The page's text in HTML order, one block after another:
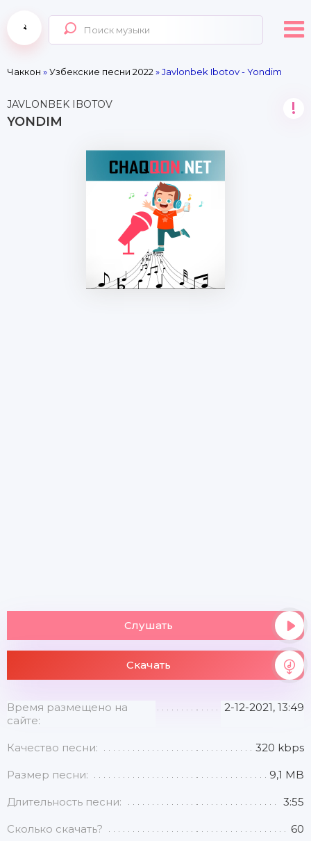
Чаккон »Узбекские песни 2022 » Javlonbek Ibotov - Yondim
JAVLONBEK IBOTOV
YONDIM
!
Слушать
Скачать
Время размещено на
сайте:
2-12-2021, 13:49
Качество песни: 320 kbps
Размер песни: 9,1 MB
Длительность песни: 3:55
Сколько скачать? 60